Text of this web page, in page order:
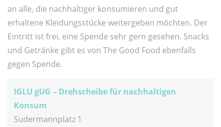
an alle, die nachhaltiger konsumieren und gut
erhaltene Kleidungsstücke weitergeben möchten. Der
Eintritt ist frei, eine Spende sehr gern gesehen. Snacks
und Getränke gibt es von The Good Food ebenfalls
gegen Spende.
IGLU gUG – Drehscheibe für nachhaltigen
Konsum
Sudermannplatz 1